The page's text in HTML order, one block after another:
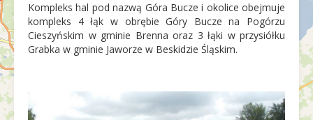
Kompleks hal pod nazwą Góra Bucze i okolice obejmuje
kompleks 4 łąk w obrębie Góry Bucze na Pogórzu
Cieszyńskim w gminie Brenna oraz 3 łąki w przysiółku
Grabka w gminie Jaworze w Beskidzie Śląskim.